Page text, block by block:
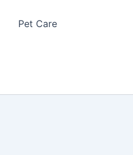
Pet Care